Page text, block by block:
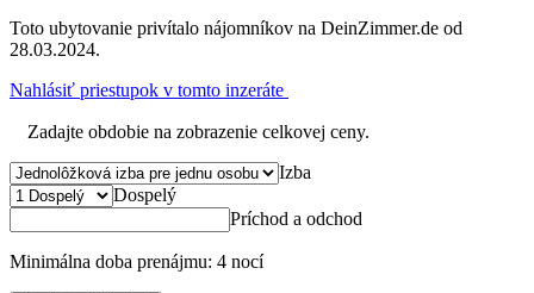
Toto ubytovanie privítalo nájomníkov na DeinZimmer.de od
28.03.2024.
Nahlásiť priestupok v tomto inzeráte
Zadajte obdobie na zobrazenie celkovej ceny.
Izba
Dospelý
Príchod a odchod
Minimálna doba prenájmu: 4 nocí